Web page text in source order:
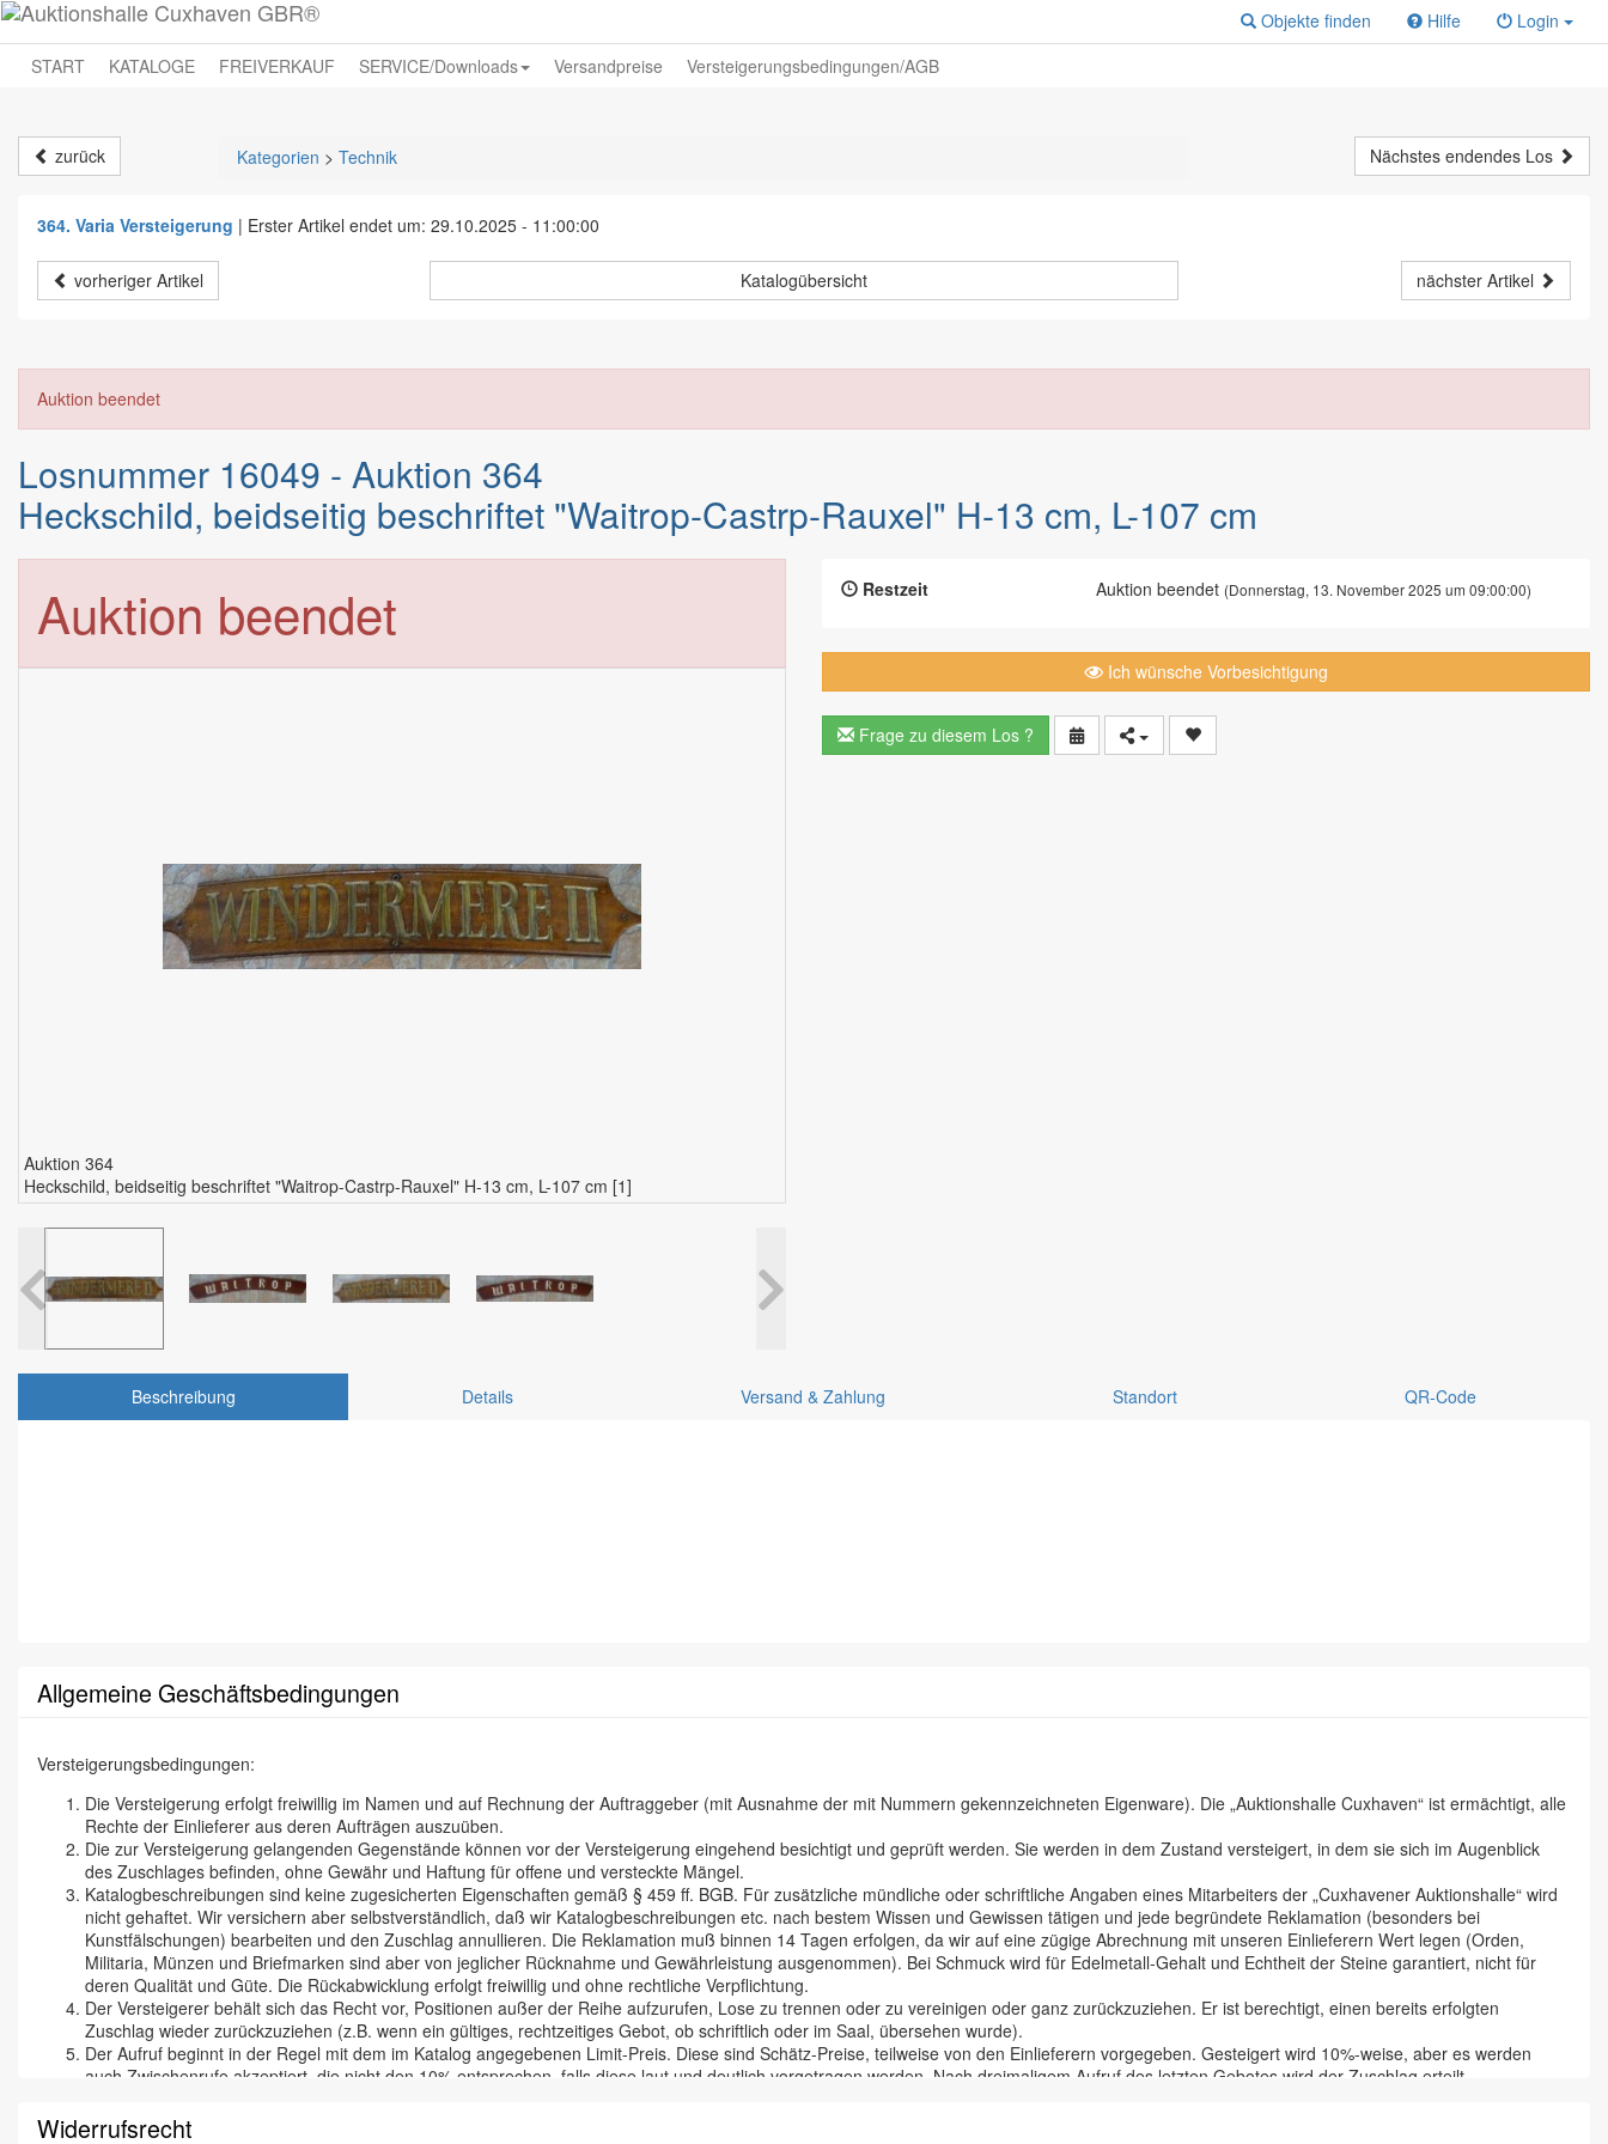
Objekte finden Hilfe
Login
START
KATALOGE FREIVERKAUF SERVICE/Downloads Versandpreise Versteigerungsbedingungen/AGB
zurück Kategorien > Technik Nächstes endendes Los
364. Varia Versteigerung | Erster Artikel endet um: 29.10.2025 - 11:00:00
vorheriger Artikel Katalogübersicht nächster Artikel
Auktion beendet
Losnummer 16049 - Auktion 364
Heckschild, beidseitig beschriftet "Waitrop-Castrp-Rauxel" H-13 cm, L-107 cm
Auktion beendet
Auktion 364
Heckschild, beidseitig beschriftet "Waitrop-Castrp-Rauxel" H-13 cm, L-107 cm [1]
Restzeit Auktion beendet (Donnerstag, 13. November 2025 um 09:00:00)
Ich wünsche Vorbesichtigung
Frage zu diesem Los ?
Beschreibung Details Versand & Zahlung Standort QR-Code
Allgemeine Geschäftsbedingungen
Versteigerungsbedingungen:
Die Versteigerung erfolgt freiwillig im Namen und auf Rechnung der Auftraggeber (mit Ausnahme der mit Nummern gekennzeichneten Eigenware). Die „Auktionshalle Cuxhaven“ ist ermächtigt, alle
Rechte der Einlieferer aus deren Aufträgen auszuüben.
Die zur Versteigerung gelangenden Gegenstände können vor der Versteigerung eingehend besichtigt und geprüft werden. Sie werden in dem Zustand versteigert, in dem sie sich im Augenblick
des Zuschlages befinden, ohne Gewähr und Haftung für offene und versteckte Mängel.
Katalogbeschreibungen sind keine zugesicherten Eigenschaften gemäß § 459 ff. BGB. Für zusätzliche mündliche oder schriftliche Angaben eines Mitarbeiters der „Cuxhavener Auktionshalle“ wird
nicht gehaftet. Wir versichern aber selbstverständlich, daß wir Katalogbeschreibungen etc. nach bestem Wissen und Gewissen tätigen und jede begründete Reklamation (besonders bei
Kunstfälschungen) bearbeiten und den Zuschlag annullieren. Die Reklamation muß binnen 14 Tagen erfolgen, da wir auf eine zügige Abrechnung mit unseren Einlieferern Wert legen (Orden,
Militaria, Münzen und Briefmarken sind aber von jeglicher Rücknahme und Gewährleistung ausgenommen). Bei Schmuck wird für Edelmetall-Gehalt und Echtheit der Steine garantiert, nicht für
deren Qualität und Güte. Die Rückabwicklung erfolgt freiwillig und ohne rechtliche Verpflichtung.
Der Versteigerer behält sich das Recht vor, Positionen außer der Reihe aufzurufen, Lose zu trennen oder zu vereinigen oder ganz zurückzuziehen. Er ist berechtigt, einen bereits erfolgten
Zuschlag wieder zurückzuziehen (z.B. wenn ein gültiges, rechtzeitiges Gebot, ob schriftlich oder im Saal, übersehen wurde).
Der Aufruf beginnt in der Regel mit dem im Katalog angegebenen Limit-Preis. Diese sind Schätz-Preise, teilweise von den Einlieferern vorgegeben. Gesteigert wird 10%-weise, aber es werden
auch Zwischenrufe akzeptiert, die nicht den 10% entsprechen, falls diese laut und deutlich vorgetragen werden. Nach dreimaligem Aufruf des letzten Gebotes wird der Zuschlag erteilt.
Zuschlag verpflichtet zur Abnahme und zur sofortigen Bezahlung in Euro.
Widerrufsrecht